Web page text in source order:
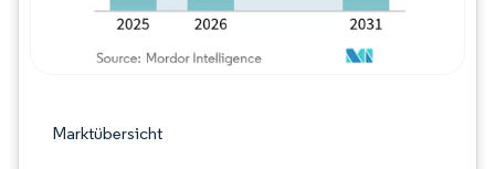
Marktübersicht